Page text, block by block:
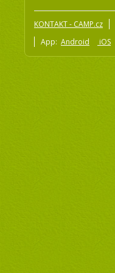
KONTAKT - CAMP.cz
App: Android iOS